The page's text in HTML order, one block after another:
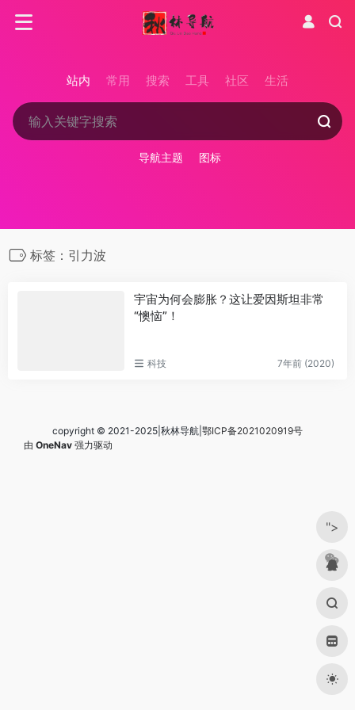
站内 常用 搜索 工具 社区 生活
导航主题 图标
标签：引力波
宇宙为何会膨胀？这让爱因斯坦非常
“懊恼”！
科技 7年前 (2020)
copyright © 2021-2025|秋林导航| 鄂ICP备2021020919号
由 OneNav 强力驱动
">